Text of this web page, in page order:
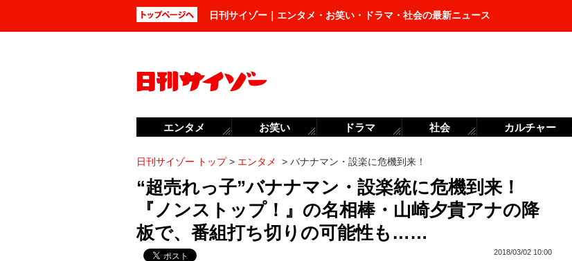
日刊サイゾー｜エンタメ・お笑い・ドラマ・社会の最新ニュース
日刊サイゾー トップ> エンタメ > バナナマン・設楽に危機到来！
“超売れっ子”バナナマン・設楽統に危機到来！
『ノンストップ！』の名相棒・山崎夕貴アナの降
板で、番組打ち切りの可能性も……
2018/03/02 10:00
エンタメ お笑い ドラマ 社会 カルチャー